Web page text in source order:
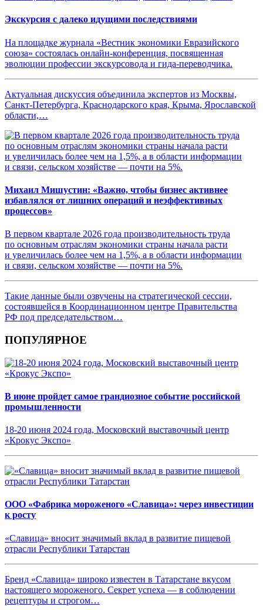
Экскурсия с далеко идущими последствиями
На площадке журнала «Вестник экономики Евразийского
союза» состоялась онлайн-конференция, посвященная
эволюции профессии экскурсовода и гида-переводчика.
Актуальная дискуссия объединила экспертов из Москвы,
Санкт-Петербурга, Краснодарского края, Крыма, Ярославской
области,…
Михаил Мишустин: «Важно, чтобы бизнес активнее
избавлялся от лишних операций и неэффективных
процессов»
В первом квартале 2026 года производительность труда
по основным отраслям экономики страны начала расти
и увеличилась более чем на 1,5%, а в области информации
и связи, сельском хозяйстве — почти на 5%.
Такие данные были озвучены на стратегической сессии,
состоявшейся в Координационном центре Правительства
РФ под председательством…
ПОПУЛЯРНОЕ
В июне пройдет самое грандиозное событие российской
промышленности
18-20 июня 2024 года, Московский выставочный центр
«Крокус Экспо»
ООО «Фабрика мороженого «Славица»: через инвестиции
к росту
«Славица» вносит значимый вклад в развитие пищевой
отрасли Республики Татарстан
Бренд «Славица» широко известен в Татарстане вкусом
настоящего мороженого. Секрет успеха — в соблюдении
рецептуры и строгом…